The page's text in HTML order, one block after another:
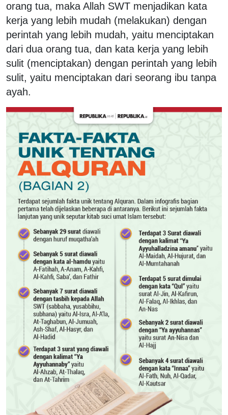
orang tua, maka Allah SWT menjadikan kata
kerja yang lebih mudah (melakukan) dengan
perintah yang lebih mudah, yaitu menciptakan
dari dua orang tua, dan kata kerja yang lebih
sulit (menciptakan) dengan perintah yang lebih
sulit, yaitu menciptakan dari seorang ibu tanpa
ayah.